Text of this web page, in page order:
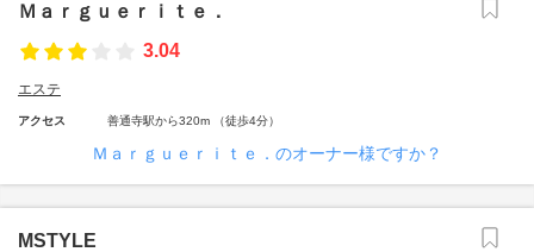
Ｍａｒｇｕｅｒｉｔｅ．
3.04
エステ
アクセス 善通寺駅から320m （徒歩4分）
Ｍａｒｇｕｅｒｉｔｅ．のオーナー様ですか？
MSTYLE